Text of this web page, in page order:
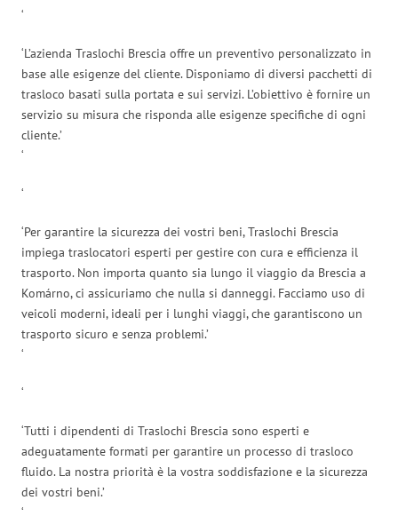
‘
‘L’azienda Traslochi Brescia offre un preventivo personalizzato in
base alle esigenze del cliente. Disponiamo di diversi pacchetti di
trasloco basati sulla portata e sui servizi. L’obiettivo è fornire un
servizio su misura che risponda alle esigenze specifiche di ogni
cliente.’
‘
‘
‘Per garantire la sicurezza dei vostri beni, Traslochi Brescia
impiega traslocatori esperti per gestire con cura e efficienza il
trasporto. Non importa quanto sia lungo il viaggio da Brescia a
Komárno, ci assicuriamo che nulla si danneggi. Facciamo uso di
veicoli moderni, ideali per i lunghi viaggi, che garantiscono un
trasporto sicuro e senza problemi.’
‘
‘
‘Tutti i dipendenti di Traslochi Brescia sono esperti e
adeguatamente formati per garantire un processo di trasloco
fluido. La nostra priorità è la vostra soddisfazione e la sicurezza
dei vostri beni.’
‘